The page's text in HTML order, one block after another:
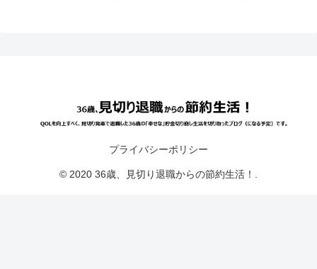
プライバシーポリシー
© 2020 36歳、見切り退職からの節約生活！.